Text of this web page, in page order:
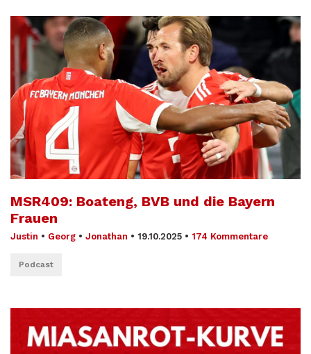
MSR409: Boateng, BVB und die Bayern
Frauen
Justin • Georg • Jonathan • 19.10.2025 • 174 Kommentare
Podcast